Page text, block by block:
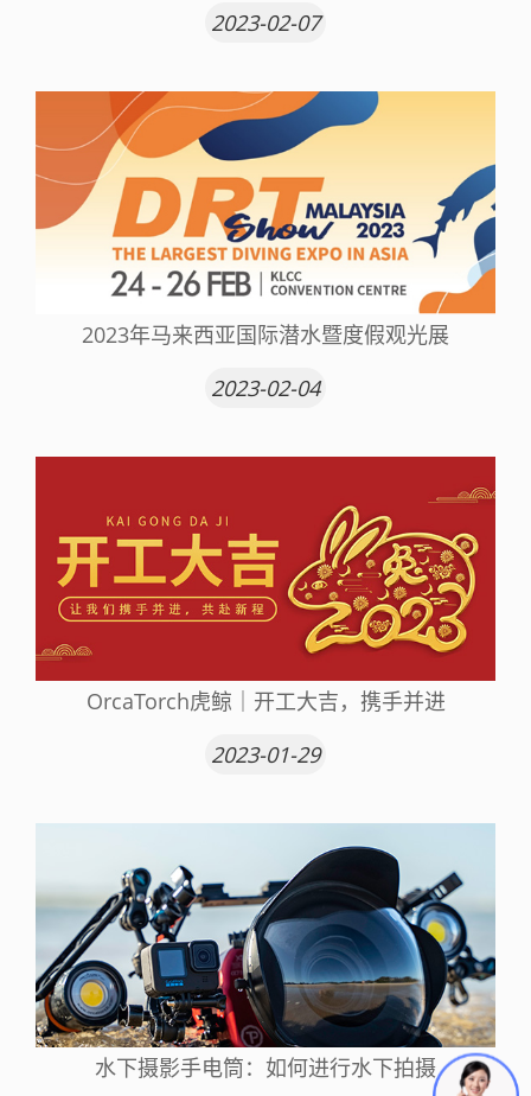
2023-02-07
2023年马来西亚国际潜水暨度假观光展
2023-02-04
OrcaTorch虎鲸｜开工大吉，携手并进
2023-01-29
水下摄影手电筒：如何进行水下拍摄